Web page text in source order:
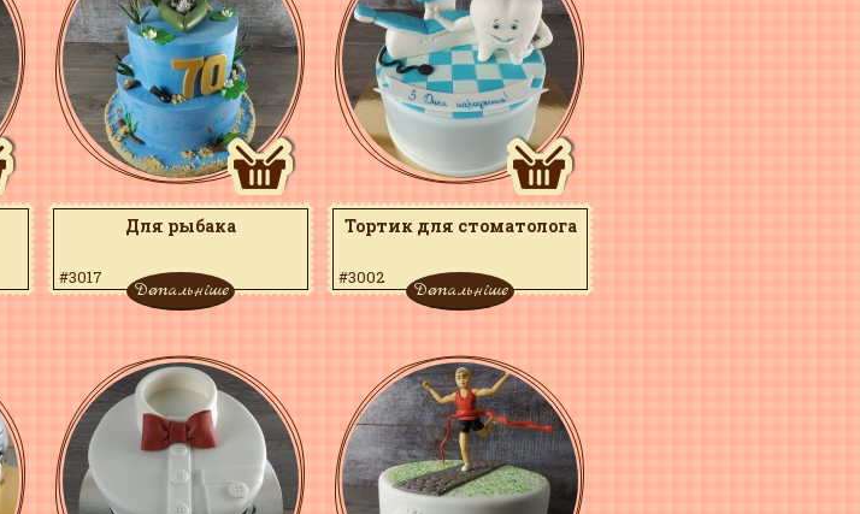
Для рыбака
#3017
Детальніше
Тортик для стоматолога
#3002
Детальніше